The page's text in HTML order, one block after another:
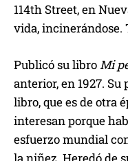
114th Street, en
vida, incinerándose.
Publicó su libroMi
anterior, en 1927. Su
libro, que es de otra
interesan porque
esfuerzo mundial